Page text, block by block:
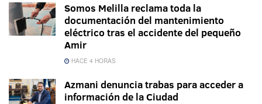
Somos Melilla reclama toda la
documentación del mantenimiento
eléctrico tras el accidente del pequeño
Amir
HACE 4 HORAS
Azmani denuncia trabas para acceder a
información de la Ciudad